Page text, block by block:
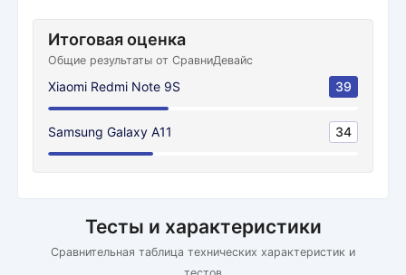
Итоговая оценка
Общие результаты от СравниДевайс
Xiaomi Redmi Note 9S 39
Samsung Galaxy A11 34
Тесты и характеристики
Сравнительная таблица технических характеристик и